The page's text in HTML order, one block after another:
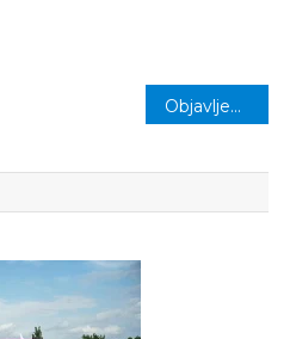
Objavljen Registar uposlenika u institucijama Tuzlanskog kantona: Informacije o gotovo 9000 uposlenika dostupne javnosti